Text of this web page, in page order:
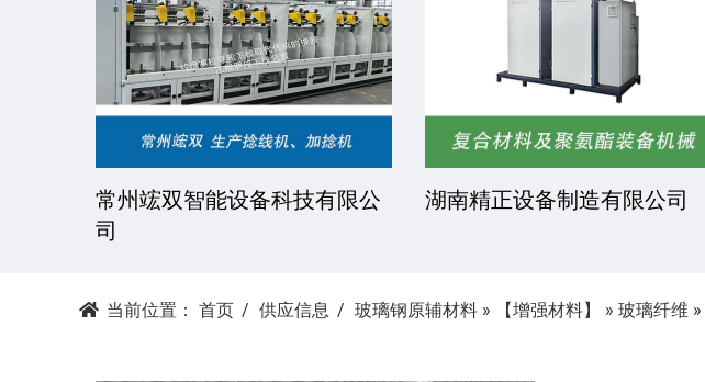
常州竤双智能设备科技有限公
司
湖南精正设备制造有限公司
当前位置： 首页 供应信息 玻璃钢原辅材料 » 【增强材料】 » 玻璃纤维 »